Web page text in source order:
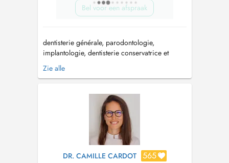
Bel voor een afspraak
dentisterie générale, parodontologie,
implantologie, dentisterie conservatrice et
esthétique, pédodontie. Formations: - faculté de
chirurgie dentaire de Strasbourg - ancienne
éclaircissement et traitements des dyschromies)
- GRF: dentisterie esthé...
Zie alle
DR. CAMILLE CARDOT 565